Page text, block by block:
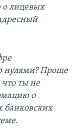
о лицевых
нулями? Проще
что ты не
о
банковских